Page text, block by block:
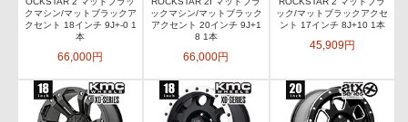
クマシン/マットブラックア
クセント 18インチ 9J+-0 1
本
66,000円
ックマシン/マットブラック
アクセント 20インチ 9J+1
8 1本
66,000円
ック/マットブラックアクセ
ント 17インチ 8J+10 1本
45,909円